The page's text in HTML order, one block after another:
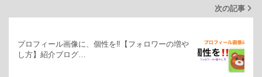
次の記事
プロフィール画像に、個性を‼【フォロワーの増や
し方】紹介ブログ…